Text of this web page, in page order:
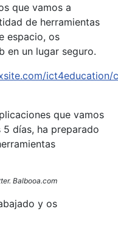
que vamos a
de herramientas
espacio, os
en un lugar seguro.
ict4education/
que vamos
días, ha preparado
Balbooa.com
y os